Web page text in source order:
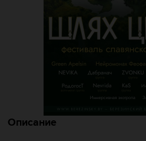
Описание